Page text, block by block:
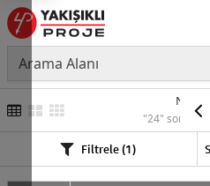
"24" sonuç
Filtrele (1)